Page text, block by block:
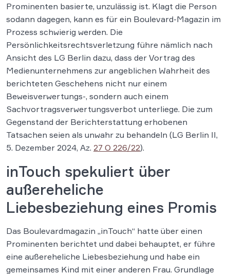
Prominenten basierte, unzulässig ist. Klagt die Person
sodann dagegen, kann es für ein Boulevard-Magazin im
Prozess schwierig werden. Die
Persönlichkeitsrechtsverletzung führe nämlich nach
Ansicht des LG Berlin dazu, dass der Vortrag des
Medienunternehmens zur angeblichen Wahrheit des
berichteten Geschehens nicht nur einem
Beweisverwertungs-, sondern auch einem
Sachvortragsverwertungsverbot unterliege. Die zum
Gegenstand der Berichterstattung erhobenen
Tatsachen seien als unwahr zu behandeln (LG Berlin II,
5. Dezember 2024, Az. 27 O 226/22).
inTouch spekuliert über
außereheliche
Liebesbeziehung eines Promis
Das Boulevardmagazin „inTouch“ hatte über einen
Prominenten berichtet und dabei behauptet, er führe
eine außereheliche Liebesbeziehung und habe ein
gemeinsames Kind mit einer anderen Frau. Grundlage